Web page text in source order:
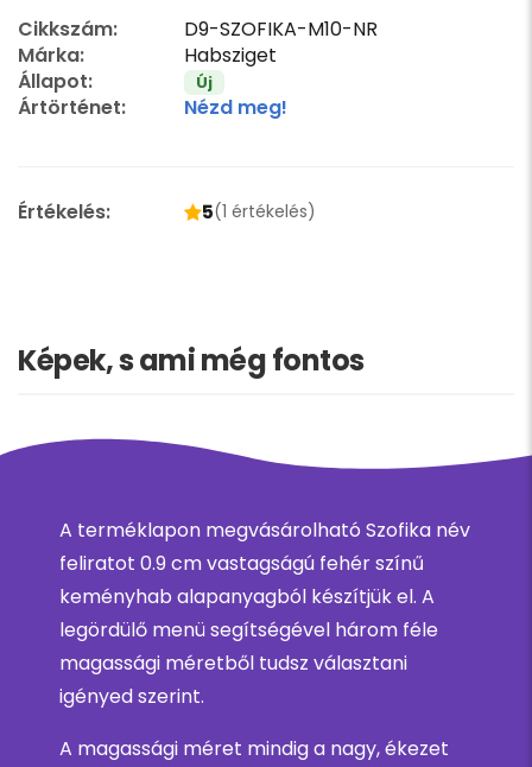
Cikkszám:
D9-SZOFIKA-M10-NR
Márka:
Habsziget
Állapot:
Új
Ártörténet: Nézd meg!
Értékelés: 5(1 értékelés)
Képek, s ami még fontos
A terméklapon megvásárolható Szofika név
feliratot 0.9 cm vastagságú fehér színű
keményhab alapanyagból készítjük el. A
legördülő menü segítségével három féle
magassági méretből tudsz választani
igényed szerint.
A magassági méret mindig a nagy, ékezet